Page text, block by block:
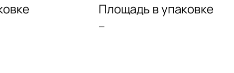
Площадь в упаковке
—